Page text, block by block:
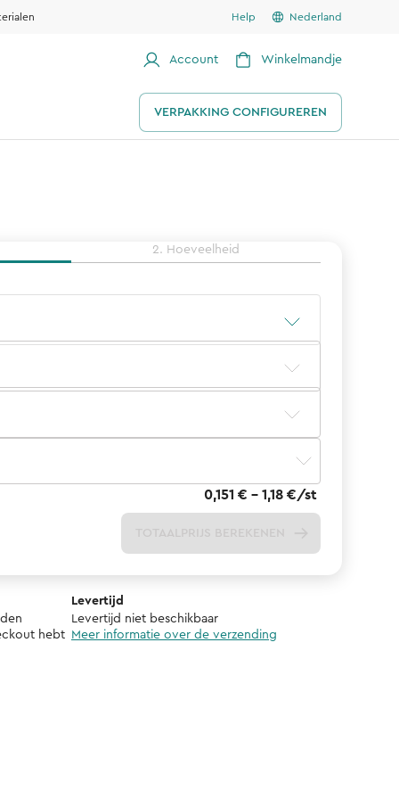
Help Nederland
Account Winkelmandje
VERPAKKING CONFIGUREREN
2. Hoeveelheid
0,151 € - 1,18 €/st
hebt
Levertijd
Levertijd niet beschikbaar
Meer informatie over de verzending